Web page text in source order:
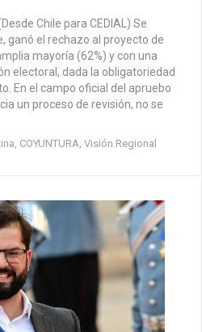
Chile para CEDIAL) Se
ganó el rechazo al proyecto de
mayoría (62%) y con una
electoral, dada la obligatoriedad
En el campo oficial del apruebo
un proceso de revisión, no se
COYUNTURA Visión Regional